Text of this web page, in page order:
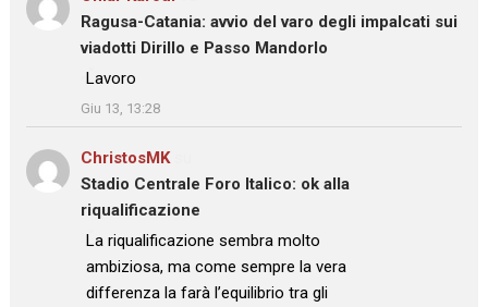
Ragusa-Catania: avvio del varo degli impalcati sui
viadotti Dirillo e Passo Mandorlo
: “Lavoro
”
Giu 13, 13:28
ChristosMKsu
Stadio Centrale Foro Italico: ok alla
riqualificazione
: “La riqualificazione sembra molto
ambiziosa, ma come sempre la vera
differenza la farà l’equilibrio tra gli